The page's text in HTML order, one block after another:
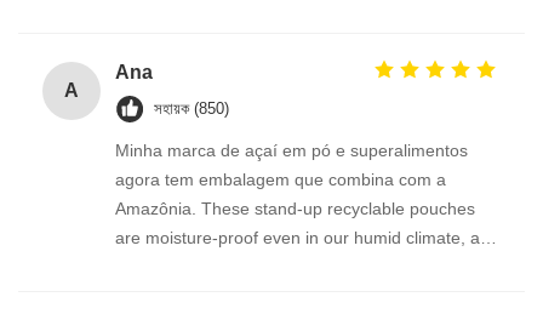
feels thick and protective, not flimsy. Very happy
with the quality and the sustainability story.
A
Ana
সহায়ক (850)
Minha marca de açaí em pó e superalimentos
agora tem embalagem que combina com a
Amazônia. These stand-up recyclable pouches
are moisture-proof even in our humid climate, and